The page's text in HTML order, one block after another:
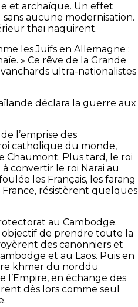
et archaïque. Un effet
aucune modernisation.
thaï naquirent.
les Juifs en Allemagne :
» Ce rêve de la Grande
ultra-nationalistes
déclara la guerre aux
l’emprise des
catholique du monde,
Chaumont. Plus tard, le roi
convertir le roi Narai au
les Français, les farang
France, résistèrent quelques
au Cambodge.
objectif de prendre toute la
des canonniers et
et au Laos. Puis en
khmer du norddu
l’Empire, en échange des
dès lors comme seul